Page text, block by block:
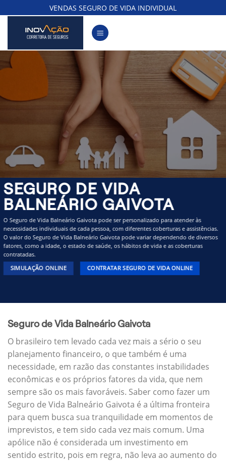
to
content
VENDAS SEGURO DE VIDA INDIVIDUAL
SEGURO DE VIDA
BALNEÁRIO GAIVOTA
O Seguro de Vida Balneário Gaivota pode ser personalizado para atender às
necessidades individuais de cada pessoa, com diferentes coberturas e assistências.
O valor do Seguro de Vida Balneário Gaivota pode variar dependendo de diversos
fatores, como a idade, o estado de saúde, os hábitos de vida e as coberturas
contratadas.
SIMULAÇÃO ONLINE CONTRATAR SEGURO DE VIDA ONLINE
Seguro de Vida Balneário Gaivota
O brasileiro tem levado cada vez mais a sério o seu
planejamento financeiro, o que também é uma
necessidade, em razão das constantes instabilidades
econômicas e os próprios fatores da vida, que nem
sempre são os mais favoráveis. Saber como fazer um
Seguro de Vida Balneário Gaivota é a última fronteira
para quem busca sua tranquilidade em momentos de
imprevistos, e tem sido cada vez mais comum. Uma
apólice não é considerada um investimento em
sentido estrito, pois em regra, não leva ao aumento do